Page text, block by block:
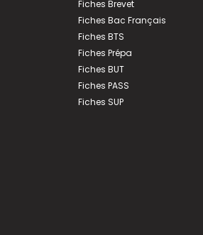
Fiches Brevet
Fiches Bac Français
Fiches BTS
Fiches Prépa
Fiches BUT
Fiches PASS
Fiches SUP